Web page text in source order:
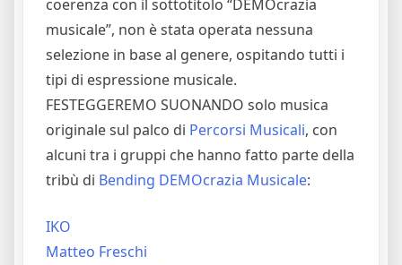
coerenza con il sottotitolo “DEMOcrazia
musicale”, non è stata operata nessuna
selezione in base al genere, ospitando tutti i
tipi di espressione musicale.
FESTEGGEREMO SUONANDO solo musica
originale sul palco di Percorsi Musicali, con
alcuni tra i gruppi che hanno fatto parte della
tribù di Bending DEMOcrazia Musicale:
IKO
Matteo Freschi